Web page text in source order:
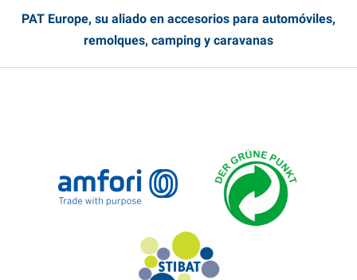
PAT Europe, su aliado en accesorios para automóviles,
remolques, camping y caravanas